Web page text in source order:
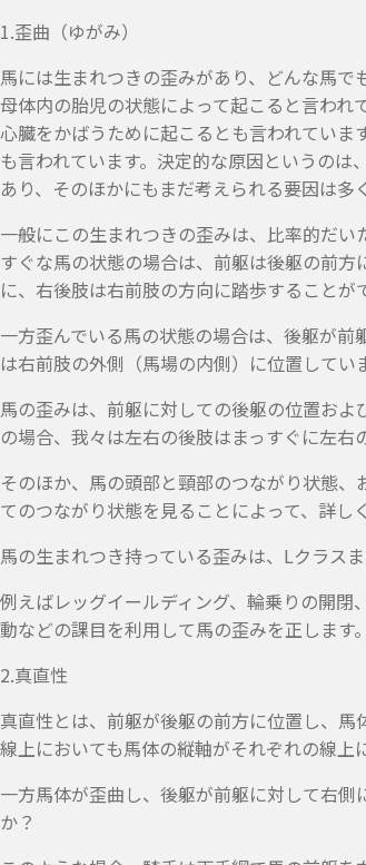
1.歪曲（ゆがみ）
馬には生まれつきの歪みがあり、どんな馬
母体内の胎児の状態によって起こると言わ
心臓をかばうために起こるとも言われていま
も言われています。決定的な原因というの
あり、そのほかにもまだ考えられる要因は多
一般にこの生まれつきの歪みは、比率的だ
すぐな馬の状態の場合は、前躯は後躯の前
に、右後肢は右前肢の方向に踏歩することが
一方歪んでいる馬の状態の場合は、後躯が
は右前肢の外側（馬場の内側）に位置してい
馬の歪みは、前躯に対しての後躯の位置お
の場合、我々は左右の後肢はまっすぐに左右
そのほか、馬の頭部と頸部のつながり状態
てのつながり状態を見ることによって、詳し
馬の生まれつき持っている歪みは、Lクラス
例えばレッグイールディング、輪乗りの開
動などの課目を利用して馬の歪みを正します。
2.真直性
真直性とは、前躯が後躯の前方に位置し、
線上においても馬体の縦軸がそれぞれの線上
一方馬体が歪曲し、後躯が前躯に対して右
か？